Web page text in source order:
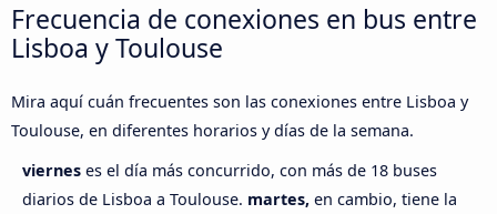
Frecuencia de conexiones en bus entre
Lisboa y Toulouse
Mira aquí cuán frecuentes son las conexiones entre Lisboa y
Toulouse, en diferentes horarios y días de la semana.
viernes es el día más concurrido, con más de 18 buses
diarios de Lisboa a Toulouse. martes, en cambio, tiene la